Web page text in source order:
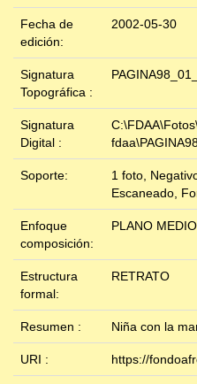
Fecha de
edición:
2002-05-30
Signatura
Topográfica :
Signatura
Digital :
Soporte:
1 foto,
Escaneado,
Enfoque
composición:
PLANO MEDIO
Estructura
formal:
RETRATO
Resumen : Niña con la
URI : https://